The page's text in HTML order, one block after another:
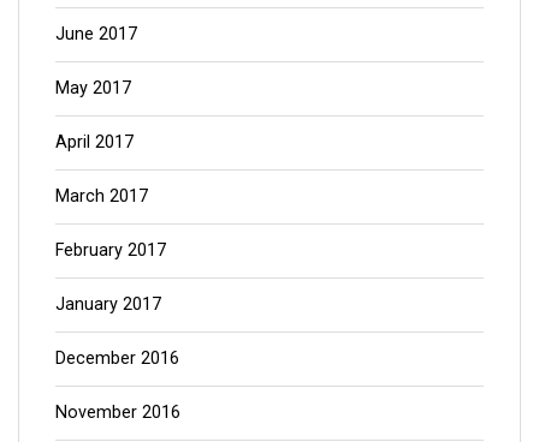
June 2017
May 2017
April 2017
March 2017
February 2017
January 2017
December 2016
November 2016